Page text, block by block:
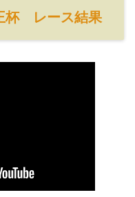
杯 レース結果